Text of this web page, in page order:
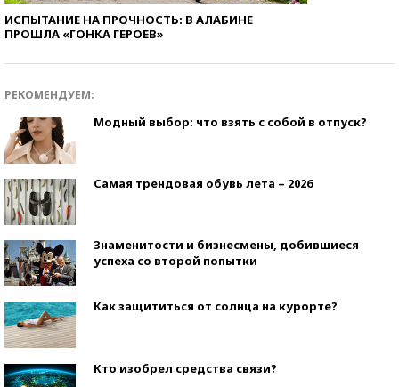
ИСПЫТАНИЕ НА ПРОЧНОСТЬ: В АЛАБИНЕ
ПРОШЛА «ГОНКА ГЕРОЕВ»
РЕКОМЕНДУЕМ:
Модный выбор: что взять с собой в отпуск?
Самая трендовая обувь лета – 2026
Знаменитости и бизнесмены, добившиеся
успеха со второй попытки
Как защититься от солнца на курорте?
Кто изобрел средства связи?